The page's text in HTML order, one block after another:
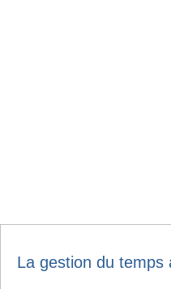
La gestion du temps